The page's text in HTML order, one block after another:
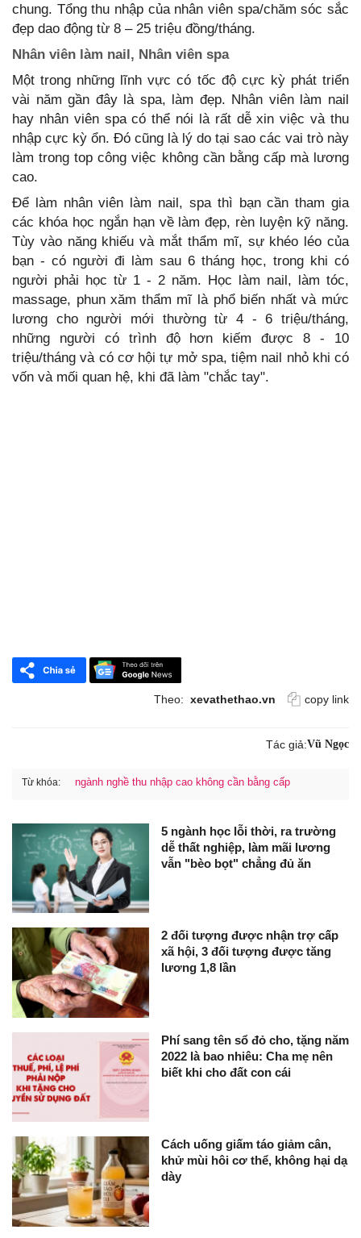
chung. Tổng thu nhập của nhân viên spa/chăm sóc sắc
đẹp dao động từ 8 – 25 triệu đồng/tháng.
Nhân viên làm nail, Nhân viên spa
Một trong những lĩnh vực có tốc độ cực kỳ phát triển
vài năm gần đây là spa, làm đẹp. Nhân viên làm nail
hay nhân viên spa có thể nói là rất dễ xin việc và thu
nhập cực kỳ ổn. Đó cũng là lý do tại sao các vai trò này
làm trong top công việc không cần bằng cấp mà lương
cao.
Để làm nhân viên làm nail, spa thì bạn cần tham gia
các khóa học ngắn hạn về làm đẹp, rèn luyện kỹ năng.
Tùy vào năng khiếu và mắt thẩm mĩ, sự khéo léo của
bạn - có người đi làm sau 6 tháng học, trong khi có
người phải học từ 1 - 2 năm. Học làm nail, làm tóc,
massage, phun xăm thẩm mĩ là phổ biến nhất và mức
lương cho người mới thường từ 4 - 6 triệu/tháng,
những người có trình độ hơn kiếm được 8 - 10
triệu/tháng và có cơ hội tự mở spa, tiệm nail nhỏ khi có
vốn và mối quan hệ, khi đã làm "chắc tay".
Theo: xevathethao.vn copy link
Tác giả:Vũ Ngọc
Từ khóa: ngành nghề thu nhập cao không cần bằng cấp
5 ngành học lỗi thời, ra trường
dễ thất nghiệp, làm mãi lương
vẫn "bèo bọt" chẳng đủ ăn
2 đối tượng được nhận trợ cấp
xã hội, 3 đối tượng được tăng
lương 1,8 lần
Phí sang tên sổ đỏ cho, tặng năm
2022 là bao nhiêu: Cha mẹ nên
biết khi cho đất con cái
Cách uống giấm táo giảm cân,
khử mùi hôi cơ thể, không hại dạ
dày